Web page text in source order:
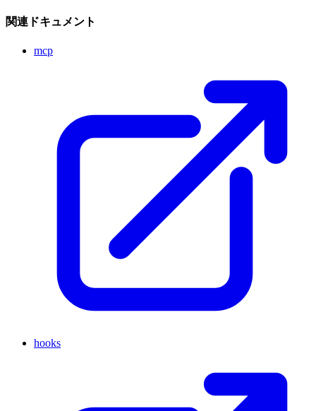
関連ドキュメント
mcp
hooks